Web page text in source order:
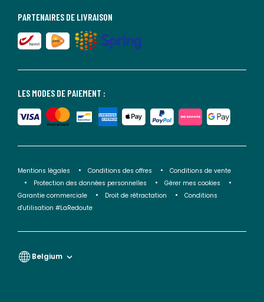
LES MODES DE PAIEMENT :
PARTENAIRES DE LIVRAISON
Mentions légales Conditions des offres
Conditions de vente
Protection des données personnelles
Gérer mes cookies
Garantie commerciale
Droit de rétractation
Conditions
d'utilisation #LaRedoute
Belgium